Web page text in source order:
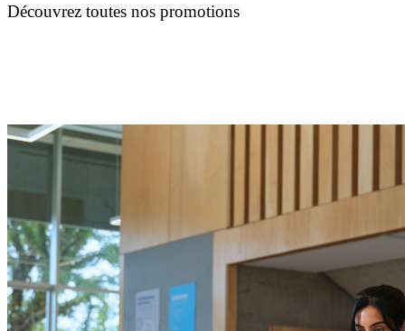
Découvrez toutes nos promotions